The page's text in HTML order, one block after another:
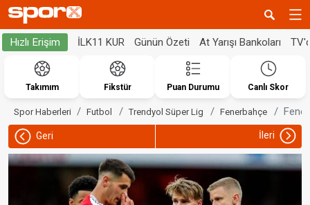
Hızlı Erişim İLK11 KUR Günün Özeti At Yarışı Bankoları
Takımım Fikstür Puan Durumu Canlı Skor
Spor Haberleri Futbol Trendyol Süper Lig Fenerbahçe
Geri İleri